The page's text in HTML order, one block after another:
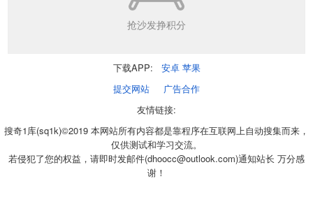
抢沙发挣积分
下载APP: 安卓 苹果
提交网站
广告合作
友情链接:
搜奇1库(sq1k)©2019 本网站所有内容都是靠程序在互联网上自动搜集而来，
仅供测试和学习交流。
若侵犯了您的权益，请即时发邮件(dhoocc@outlook.com)通知站长 万分感
谢！